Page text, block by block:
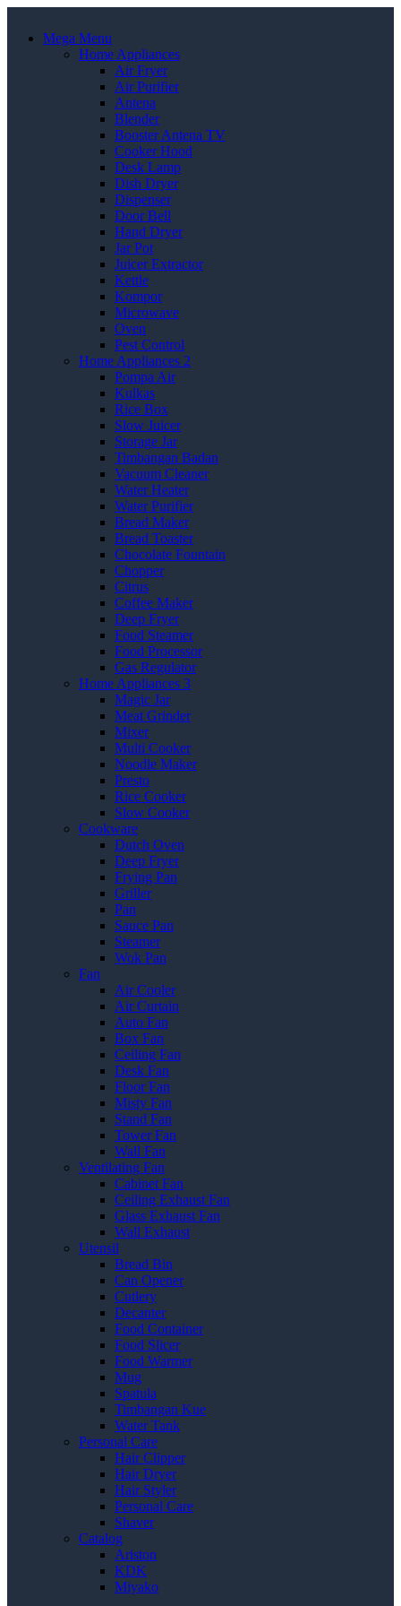
Mega Menu
Home Appliances
Air Fryer
Air Purifier
Antena
Blender
Booster Antena TV
Cooker Hood
Desk Lamp
Dish Dryer
Dispenser
Door Bell
Hand Dryer
Jar Pot
Juicer Extractor
Kettle
Kompor
Microwave
Oven
Pest Control
Home Appliances 2
Pompa Air
Kulkas
Rice Box
Slow Juicer
Storage Jar
Timbangan Badan
Vacuum Cleaner
Water Heater
Water Purifier
Bread Maker
Bread Toaster
Chocolate Fountain
Chopper
Citrus
Coffee Maker
Deep Fryer
Food Steamer
Food Processor
Gas Regulator
Home Appliances 3
Magic Jar
Meat Grinder
Mixer
Multi Cooker
Noodle Maker
Presto
Rice Cooker
Slow Cooker
Cookware
Dutch Oven
Deep Fryer
Frying Pan
Griller
Pan
Sauce Pan
Steamer
Wok Pan
Fan
Air Cooler
Air Curtain
Auto Fan
Box Fan
Ceiling Fan
Desk Fan
Floor Fan
Misty Fan
Stand Fan
Tower Fan
Wall Fan
Ventilating Fan
Cabinet Fan
Ceiling Exhaust Fan
Glass Exhaust Fan
Wall Exhaust
Utensil
Bread Bin
Can Opener
Cutlery
Decanter
Food Container
Food Slicer
Food Warmer
Mug
Spatula
Timbangan Kue
Water Tank
Personal Care
Hair Clipper
Hair Dryer
Hair Styler
Personal Care
Shaver
Catalog
Ariston
KDK
Miyako